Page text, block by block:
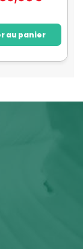
au panier